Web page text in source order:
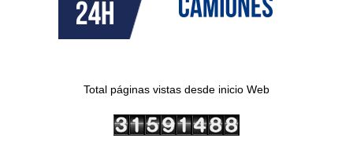
Total páginas vistas desde inicio Web